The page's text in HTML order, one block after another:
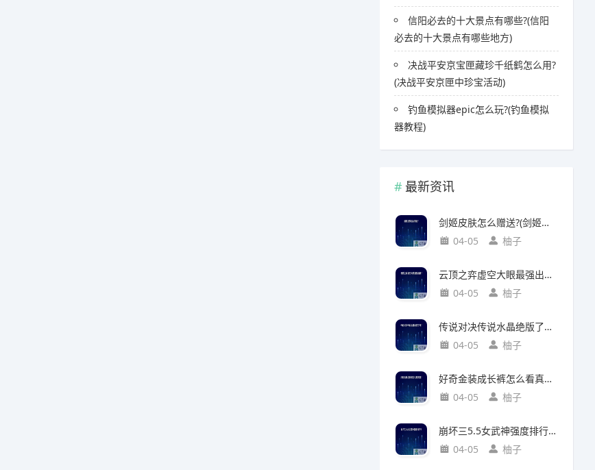
信阳必去的十大景点有哪些?(信阳
必去的十大景点有哪些地方)
决战平安京宝匣藏珍千纸鹤怎么用?
(决战平安京匣中珍宝活动)
钓鱼模拟器epic怎么玩?(钓鱼模拟
器教程)
最新资讯
剑姬皮肤怎么赠送?(剑姬皮肤怎么赠送给别人)
04-05
柚子
云顶之弈虚空大眼最强出装?(云顶之弈虚空之眼出装)
04-05
柚子
传说对决传说水晶绝版了吗?(传说对决 传说水晶)
04-05
柚子
好奇金装成长裤怎么看真假?(好奇金装成长裤怎么看真假鉴别)
04-05
柚子
崩坏三5.5女武神强度排行?(崩坏三5.2女武神强度)
04-05
柚子